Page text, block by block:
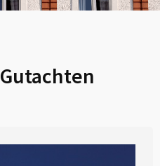
Gutachten